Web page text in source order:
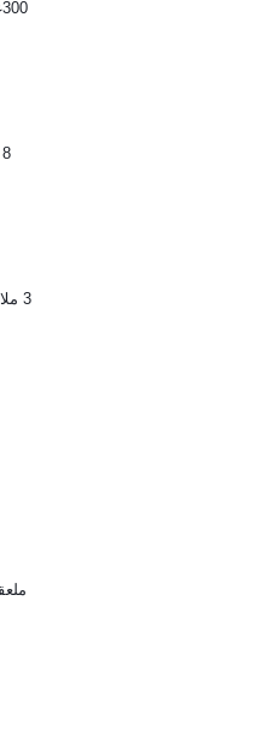
300غرام من دقيق القمح الممتاز
8 غرام من خميرة الحلويات
3 ملاعق من السمسم او الزنجلان